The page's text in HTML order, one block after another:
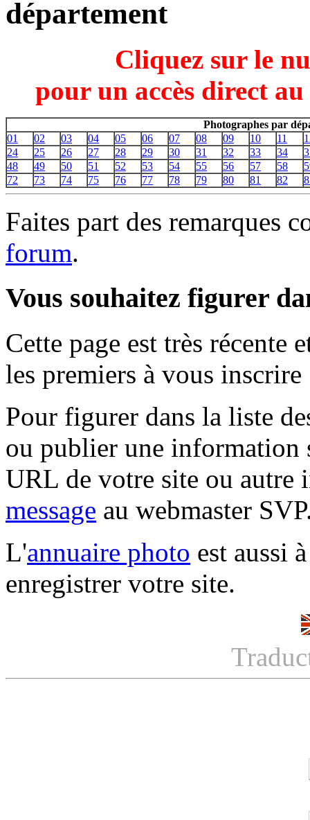
département
Cliquez sur le
pour un accès direct
Photographes par
01
02 03 04 05 06 07 08 09 10 11
24
25 26 27 28 29 30 31 32 33 34
48
49 50 51 52 53 54 55 56 57 58
72
73 74 75 76 77 78 79 80 81 82
Faites part des remarques
forum.
Vous souhaitez figurer
Cette page est très récente
les premiers à vous inscrire
Pour figurer dans la liste
ou publier une information
URL de votre site ou autre
message au webmaster
L'annuaire photo est aussi
enregistrer votre site.